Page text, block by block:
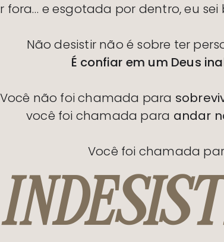
fora… e esgotada por dentro, eu sei
Não desistir não é sobre ter
É confiar em um Deus
Você não foi chamada para
você foi chamada para andar
Você foi chamada